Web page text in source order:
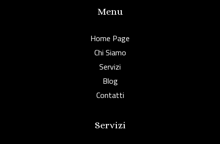
Menu
Home Page
Chi Siamo
Servizi
Blog
Contatti
Servizi